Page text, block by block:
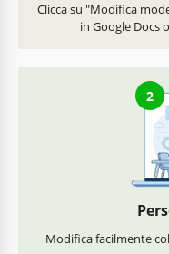
Clicca su "Modifica
in Google Docs
2
Modifica facilmente